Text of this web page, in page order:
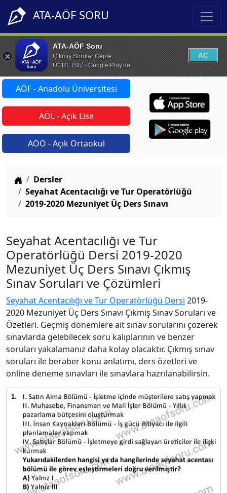
ATA-AÖF SORU
ATA-AÖF Soru
Çıkmış Sorular Cepte
ÜCRETSİZ - Google Play'de
AÇ
AÖF - Anadolu Üniversitesi
AÖL - Açık Lise
AÖO - Açık Ortaokul
Anasayfa
Dersler
Seyahat Acentacılığı ve Tur Operatörlüğü
2019-2020 Mezuniyet Üç Ders Sınavı
Seyahat Acentacılığı ve Tur
Operatörlüğü Dersi 2019-2020
Mezuniyet Üç Ders Sınavı Çıkmış
Sınav Soruları ve Çözümleri
Seyahat Acentacılığı ve Tur Operatörlüğü Dersi 2019-
2020 Mezuniyet Üç Ders Sınavı Çıkmış Sınav Soruları ve
Özetleri. Geçmiş dönemlere ait sınav sorularını çözerek
sınavlarda gelebilecek soru kalıplarının ve benzer
soruları yakalamanız daha kolay olacaktır. Çıkmış sınav
soruları ile beraber konu anlatımı, ders özetleri ve
online deneme sınavları ile sınavlara hazrılanabilirsin.